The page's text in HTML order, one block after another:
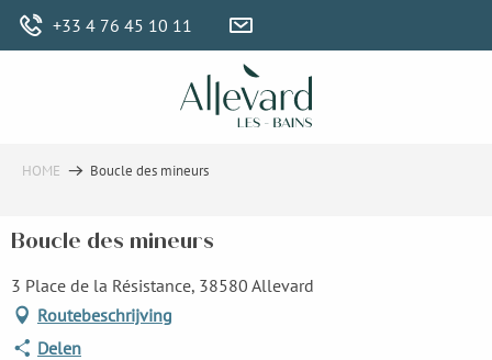
Aller
+33 4 76 45 10 11
HOME Boucle des mineurs
Boucle des mineurs
3 Place de la Résistance, 38580 Allevard
Routebeschrijving
Delen